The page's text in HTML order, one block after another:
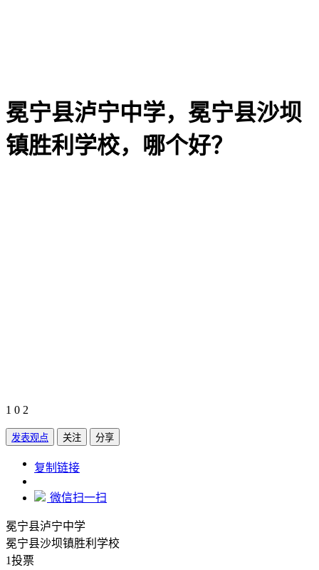
冕宁县泸宁中学，冕宁县沙坝
镇胜利学校，哪个好？
1 0 2
发表观点 关注 分享
https://www.edupk.cn/compare/1128409
复制链接
微信扫一扫
冕宁县泸宁中学
冕宁县沙坝镇胜利学校
1投票